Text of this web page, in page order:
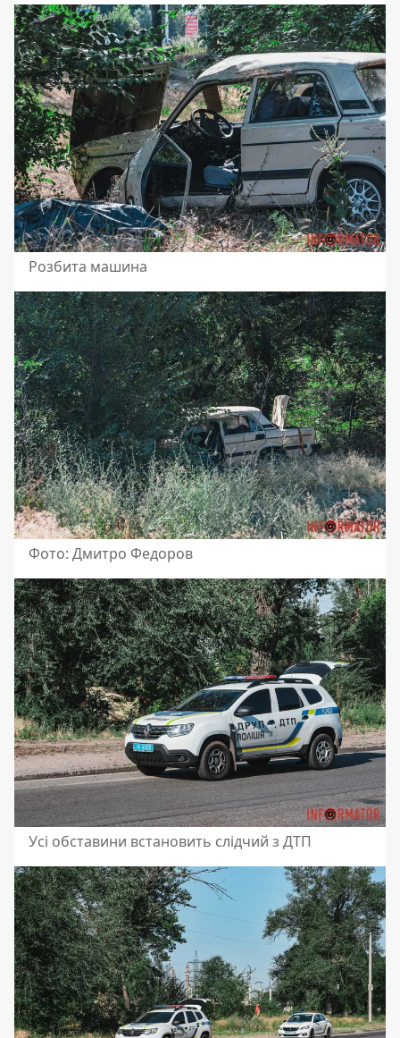
Розбита машина
Фото: Дмитро Федоров
Усі обставини встановить слідчий з ДТП